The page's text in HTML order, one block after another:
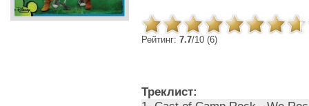
Рейтинг: 7.7/10 (6)
Треклист: